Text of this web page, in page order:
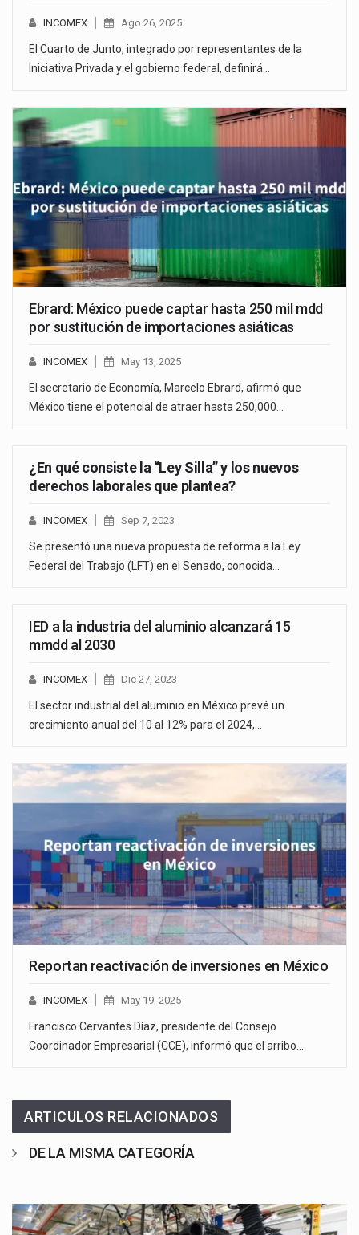
INCOMEX Ago 26, 2025
El Cuarto de Junto, integrado por representantes de la
Iniciativa Privada y el gobierno federal, definirá…
Ebrard: México puede captar hasta 250 mil mdd
por sustitución de importaciones asiáticas
INCOMEX May 13, 2025
El secretario de Economía, Marcelo Ebrard, afirmó que
México tiene el potencial de atraer hasta 250,000…
¿En qué consiste la “Ley Silla” y los nuevos
derechos laborales que plantea?
INCOMEX Sep 7, 2023
Se presentó una nueva propuesta de reforma a la Ley
Federal del Trabajo (LFT) en el Senado, conocida…
IED a la industria del aluminio alcanzará 15
mmdd al 2030
INCOMEX Dic 27, 2023
El sector industrial del aluminio en México prevé un
crecimiento anual del 10 al 12% para el 2024,…
Reportan reactivación de inversiones en México
INCOMEX May 19, 2025
Francisco Cervantes Díaz, presidente del Consejo
Coordinador Empresarial (CCE), informó que el arribo…
ARTICULOS RELACIONADOS
DE LA MISMA CATEGORÍA